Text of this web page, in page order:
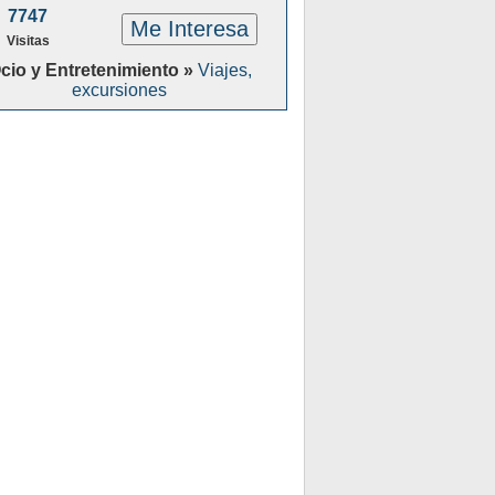
7747
Visitas Me Interesa
y Entretenimiento » Viajes,
excursiones